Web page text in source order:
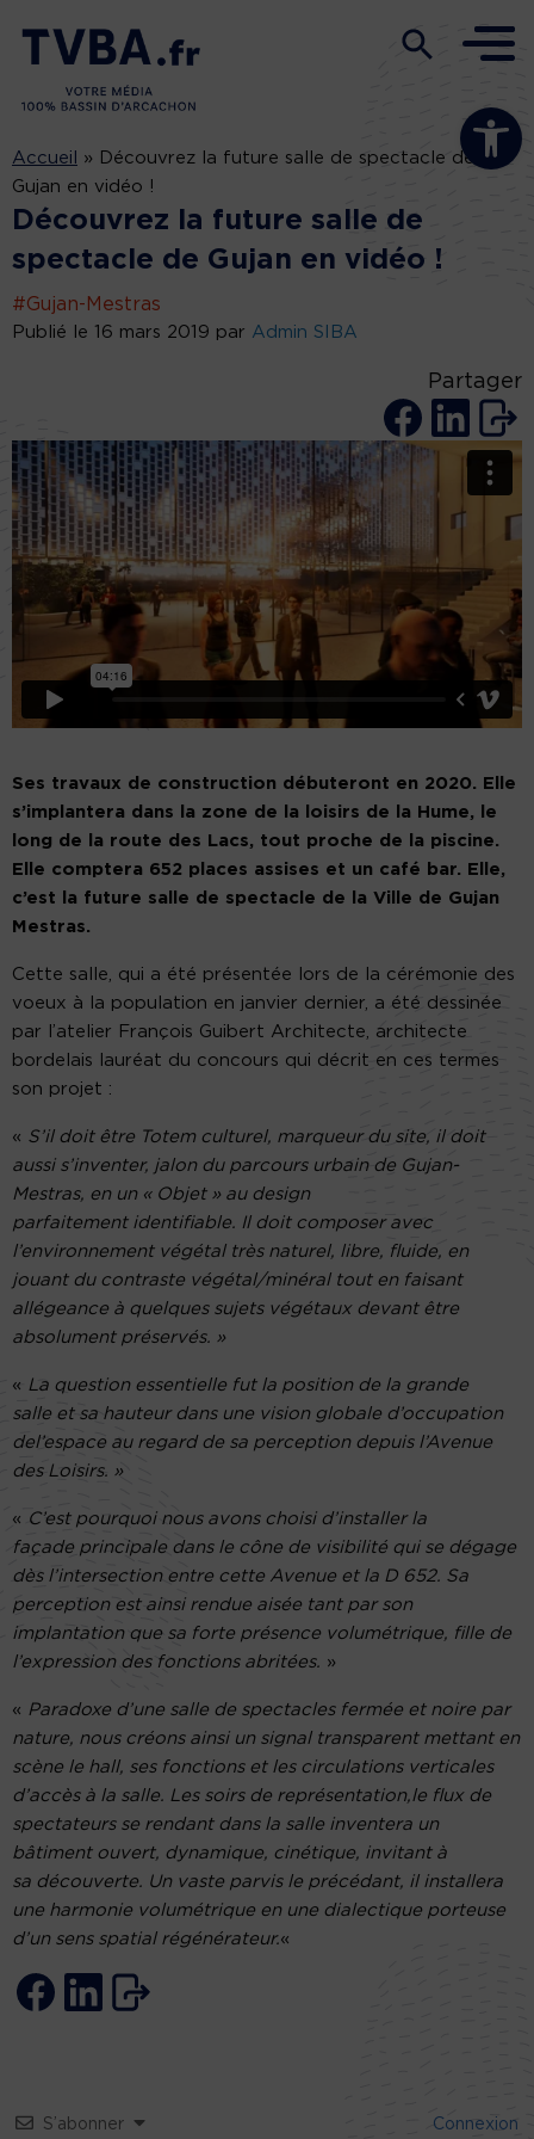
Ouvrir la
Accueil »
Découvrez la future salle de spectacle de
Gujan en vidéo !
Découvrez la future salle de
spectacle de Gujan en vidéo !
#Gujan-Mestras
Publié le 16 mars 2019 par Admin SIBA
Partager
Ses travaux de construction débuteront en 2020. Elle
s’implantera dans la zone de la loisirs de la Hume, le
long de la route des Lacs, tout proche de la piscine.
Elle comptera 652 places assises et un café bar. Elle,
c’est la future salle de spectacle de la Ville de Gujan
Mestras.
Cette salle, qui a été présentée lors de la cérémonie des
voeux à la population en janvier dernier, a été dessinée
par l’atelier François Guibert Architecte, architecte
bordelais lauréat du concours qui décrit en ces termes
son projet :
« S’il doit être Totem culturel, marqueur du site, il doit
aussi s’inventer, jalon du parcours urbain de Gujan-
Mestras, en un « Objet » au design
parfaitement identifiable. Il doit composer avec
l’environnement végétal très naturel, libre, fluide, en
jouant du contraste végétal/minéral tout en faisant
allégeance à quelques sujets végétaux devant être
absolument préservés. »
« La question essentielle fut la position de la grande
salle et sa hauteur dans une vision globale d’occupation
del’espace au regard de sa perception depuis l’Avenue
des Loisirs. »
« C’est pourquoi nous avons choisi d’installer la
façade principale dans le cône de visibilité qui se dégage
dès l’intersection entre cette Avenue et la D 652. Sa
perception est ainsi rendue aisée tant par son
implantation que sa forte présence volumétrique, fille de
l’expression des fonctions abritées. »
« Paradoxe d’une salle de spectacles fermée et noire par
nature, nous créons ainsi un signal transparent mettant en
scène le hall, ses fonctions et les circulations verticales
d’accès à la salle. Les soirs de représentation,le flux de
spectateurs se rendant dans la salle inventera un
bâtiment ouvert, dynamique, cinétique, invitant à
sa découverte. Un vaste parvis le précédant, il installera
une harmonie volumétrique en une dialectique porteuse
d’un sens spatial régénérateur.«
S’abonner Connexion